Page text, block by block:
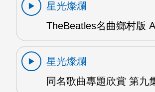
星光燦爛
TheBeatles名曲鄉村版
星光燦爛
同名歌曲專題欣賞 第九